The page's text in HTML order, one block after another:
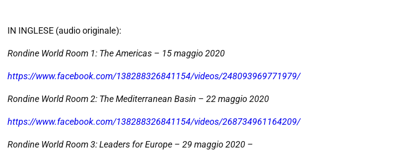
IN INGLESE (audio originale):
Rondine World Room 1: The Americas – 15 maggio 2020
https://www.facebook.com/138288326841154/videos/248093969771979/
Rondine World Room 2: The Mediterranean Basin – 22 maggio 2020
https://www.facebook.com/138288326841154/videos/268734961164209/
Rondine World Room 3: Leaders for Europe – 29 maggio 2020 –